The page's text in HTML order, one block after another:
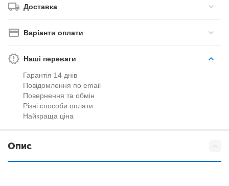
Доставка
Варіанти оплати
Наші переваги
Гарантія 14 днів
Повідомлення по email
Повернення та обмін
Різні способи оплати
Найкраща ціна
Опис